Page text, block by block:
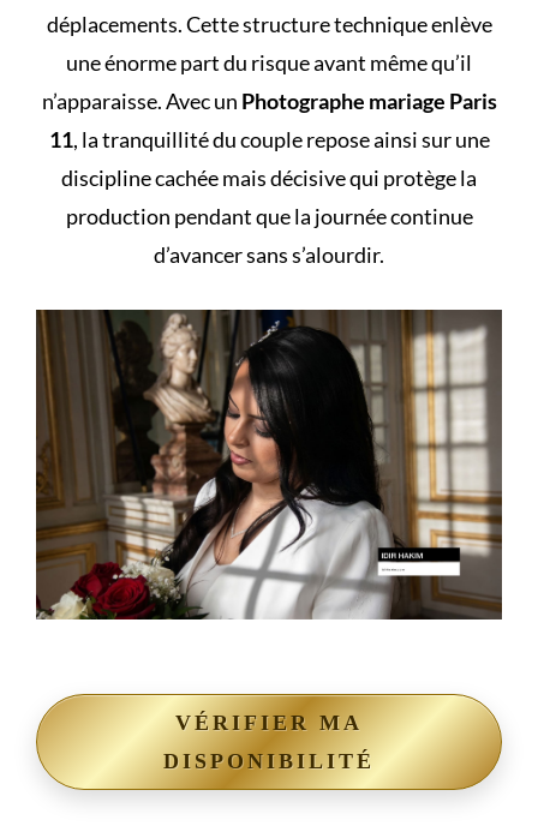
déplacements. Cette structure technique enlève
une énorme part du risque avant même qu’il
n’apparaisse. Avec un Photographe mariage Paris
11, la tranquillité du couple repose ainsi sur une
discipline cachée mais décisive qui protège la
production pendant que la journée continue
d’avancer sans s’alourdir.
VÉRIFIER MA
DISPONIBILITÉ